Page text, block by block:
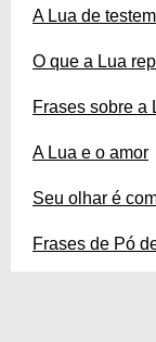
A Lua de
O que a Lua
Frases sobre a
A Lua e o amor
Seu olhar é
Frases de Pó